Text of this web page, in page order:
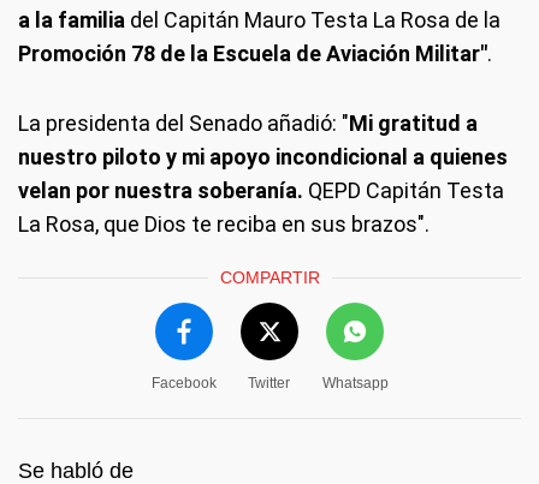
a la familia del Capitán Mauro Testa La Rosa de la
Promoción 78 de la Escuela de Aviación Militar".
La presidenta del Senado añadió: "Mi gratitud a
nuestro piloto y mi apoyo incondicional a quienes
velan por nuestra soberanía. QEPD Capitán Testa
La Rosa, que Dios te reciba en sus brazos".
COMPARTIR
Facebook Twitter Whatsapp
Se habló de